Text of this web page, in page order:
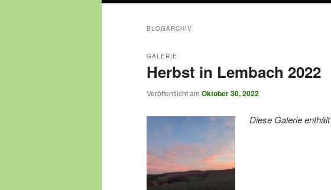
BLOGARCHIV
Herbst in Lembach 2022
GALERIE
Veröffentlicht am Oktober 30, 2022
Diese Galerie enthält